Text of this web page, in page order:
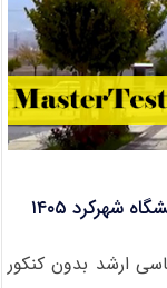
۱۴۰۵
ارشد بدون کنکور